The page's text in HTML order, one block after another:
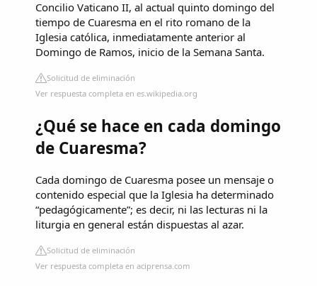
Concilio Vaticano II, al actual quinto domingo del
tiempo de Cuaresma en el rito romano de la
Iglesia católica,​ inmediatamente anterior al
Domingo de Ramos, inicio de la Semana Santa.
Solicitud de eliminación
Ver respuesta completa en es.wikipedia.org
¿Qué se hace en cada domingo
de Cuaresma?
Cada domingo de Cuaresma posee un mensaje o
contenido especial que la Iglesia ha determinado
“pedagógicamente”; es decir, ni las lecturas ni la
liturgia en general están dispuestas al azar.
Solicitud de eliminación
Ver respuesta completa en aciprensa.com